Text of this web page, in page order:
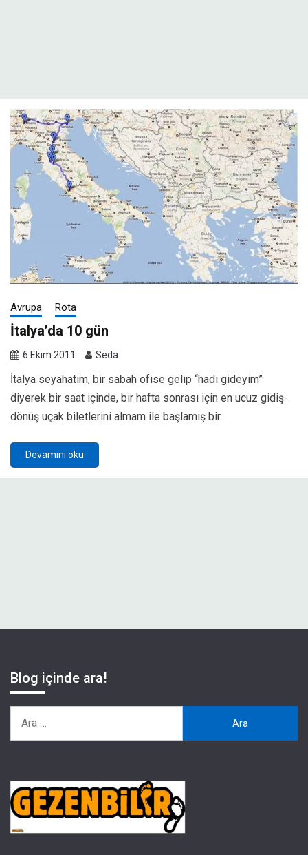
Avrupa Rota
İtalya’da 10 gün
6 Ekim 2011 Seda
İtalya seyahatim, bir sabah ofise gelip “hadi gideyim”
diyerek bir saat içinde, bir hafta sonrası için en ucuz gidiş-
dönüş uçak biletlerini almam ile başlamış bir
Devamını oku
Blog içinde ara!